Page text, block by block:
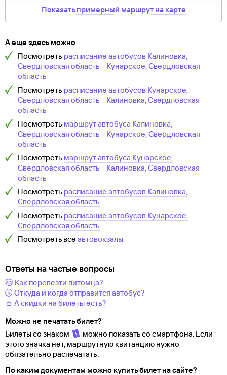
Показать примерный маршрут на карте
А еще здесь можно
Посмотреть расписание автобусов Калиновка,
Свердловская область– Кунарское, Свердловская
область
Посмотреть расписание автобусов Кунарское,
Свердловская область– Калиновка, Свердловская
область
Посмотреть маршрут автобуса Калиновка,
Свердловская область– Кунарское, Свердловская
область
Посмотреть маршрут автобуса Кунарское,
Свердловская область– Калиновка, Свердловская
область
Посмотреть расписание автобусов Калиновка,
Свердловская область
Посмотреть расписание автобусов Кунарское,
Свердловская область
Посмотреть все автовокзалы
Ответы на частые вопросы
🐱 Как перевезти питомца?
🕔 Откуда и когда отправится автобус?
👛 А скидки на билеты есть?
Можно не печатать билет?
Билеты со знаком
можно показать со смартфона. Если
этого значка нет, маршрутную квитанцию нужно
обязательно распечатать.
По каким документам можно купить билет на сайте?